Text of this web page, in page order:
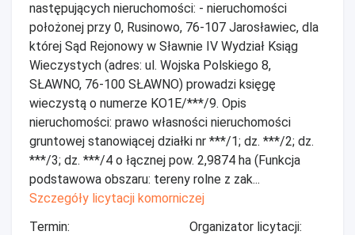
następujących nieruchomości: - nieruchomości
położonej przy 0, Rusinowo, 76-107 Jarosławiec, dla
której Sąd Rejonowy w Sławnie IV Wydział Ksiąg
Wieczystych (adres: ul. Wojska Polskiego 8,
SŁAWNO, 76-100 SŁAWNO) prowadzi księgę
wieczystą o numerze KO1E/***/9. Opis
nieruchomości: prawo własności nieruchomości
gruntowej stanowiącej działki nr ***/1; dz. ***/2; dz.
***/3; dz. ***/4 o łącznej pow. 2,9874 ha (Funkcja
podstawowa obszaru: tereny rolne z zak...
Szczegóły licytacji komorniczej
Termin:
Organizator licytacji: